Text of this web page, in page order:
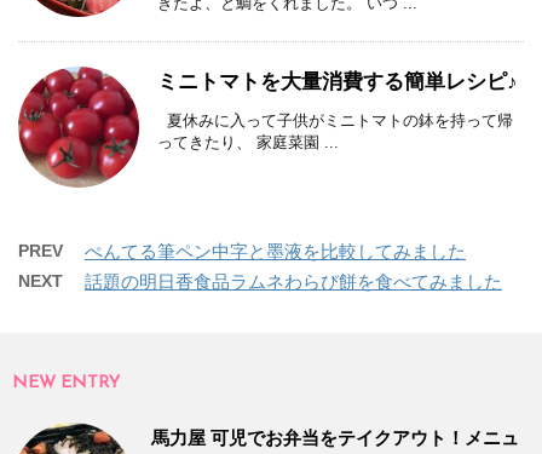
ミニトマトを大量消費する簡単レシピ♪
夏休みに入って子供がミニトマトの鉢を持って帰
ってきたり、 家庭菜園 ...
PREV ぺんてる筆ペン中字と墨液を比較してみました
NEXT 話題の明日香食品ラムネわらび餅を食べてみました
NEW ENTRY
馬力屋 可児でお弁当をテイクアウト！メニュ